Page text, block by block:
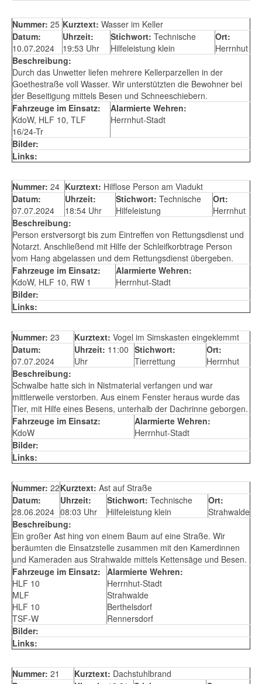
Nummer: 25 Kurztext: Wasser im Keller
Datum:
10.07.2024
Uhrzeit:
19:53 Uhr
Stichwort: Technische
Hilfeleistung klein
Ort:
Herrnhut
Beschreibung:
Durch das Unwetter liefen mehrere Kellerparzellen in der
Goethestraße voll Wasser. Wir unterstützten die Bewohner bei
der Beseitigung mittels Besen und Schneeschiebern.
Fahrzeuge im Einsatz:
KdoW, HLF 10, TLF
16/24-Tr
Alarmierte Wehren:
Herrnhut-Stadt
Bilder:
Links:
Nummer: 24 Kurztext: Hilflose Person am Viadukt
Datum:
07.07.2024
Uhrzeit:
18:54 Uhr
Stichwort: Technische
Hilfeleistung
Ort:
Herrnhut
Beschreibung:
Person erstversorgt bis zum Eintreffen von Rettungsdienst und
Notarzt. Anschließend mit Hilfe der Schleifkorbtrage Person
vom Hang abgelassen und dem Rettungsdienst übergeben.
Fahrzeuge im Einsatz:
KdoW, HLF 10, RW 1
Alarmierte Wehren:
Herrnhut-Stadt
Bilder:
Links:
Nummer: 23 Kurztext: Vogel im Simskasten eingeklemmt
Datum:
07.07.2024
Uhrzeit: 11:00
Uhr
Stichwort:
Tierrettung
Ort:
Herrnhut
Beschreibung:
Schwalbe hatte sich in Nistmaterial verfangen und war
mittlerweile verstorben. Aus einem Fenster heraus wurde das
Tier, mit Hilfe eines Besens, unterhalb der Dachrinne geborgen.
Fahrzeuge im Einsatz:
KdoW
Alarmierte Wehren:
Herrnhut-Stadt
Bilder:
Links:
Nummer: 22Kurztext: Ast auf Straße
Datum:
28.06.2024
Uhrzeit:
08:03 Uhr
Stichwort: Technische
Hilfeleistung klein
Ort:
Strahwalde
Beschreibung:
Ein großer Ast hing von einem Baum auf eine Straße. Wir
beräumten die Einsatzstelle zusammen mit den Kamerdinnen
und Kameraden aus Strahwalde mittels Kettensäge und Besen.
Fahrzeuge im Einsatz:
HLF 10
MLF
HLF 10
TSF-W
Alarmierte Wehren:
Herrnhut-Stadt
Strahwalde
Berthelsdorf
Rennersdorf
Bilder:
Links:
Nummer: 21 Kurztext: Dachstuhlbrand